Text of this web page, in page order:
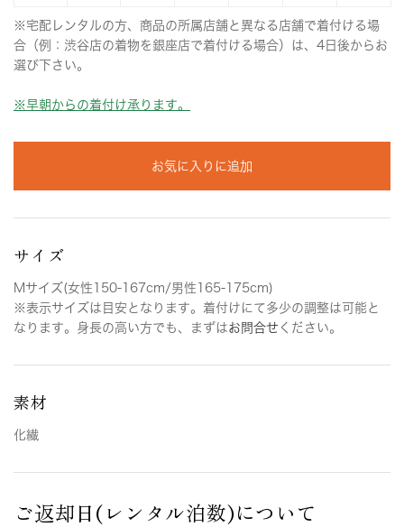
※宅配レンタルの方、商品の所属店舗と異なる店舗で着付ける場
合（例：渋谷店の着物を銀座店で着付ける場合）は、4日後からお
選び下さい。
※早朝からの着付け承ります。
お気に入りに追加
サイズ
Mサイズ(女性150-167cm/男性165-175cm)
※表示サイズは目安となります。着付けにて多少の調整は可能と
なります。身長の高い方でも、まずはお問合せ ください。
素材
化繊
ご返却日(レンタル泊数)について